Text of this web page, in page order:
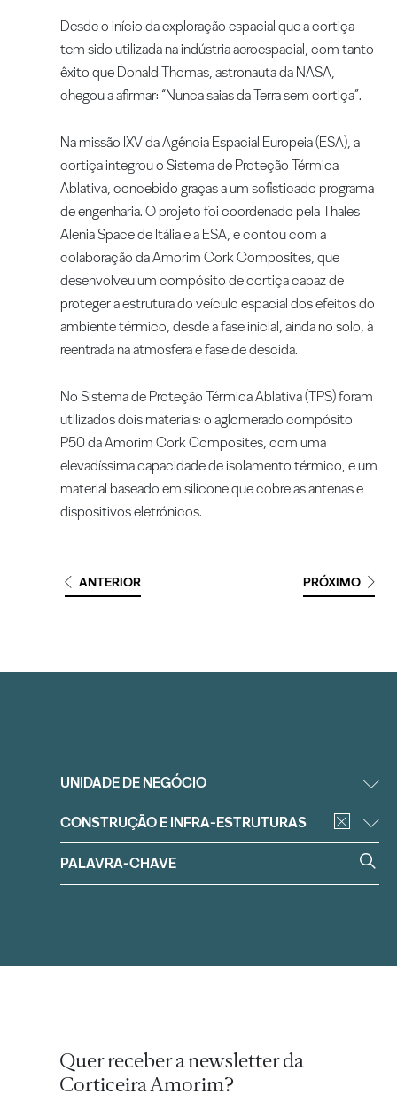
Desde o início da exploração espacial que a cortiça
tem sido utilizada na indústria aeroespacial, com tanto
êxito que Donald Thomas, astronauta da NASA,
chegou a afirmar: “Nunca saias da Terra sem cortiça”.
Na missão IXV da Agência Espacial Europeia (ESA), a
cortiça integrou o Sistema de Proteção Térmica
Ablativa, concebido graças a um sofisticado programa
de engenharia. O projeto foi coordenado pela Thales
Alenia Space de Itália e a ESA, e contou com a
colaboração da Amorim Cork Composites, que
desenvolveu um compósito de cortiça capaz de
proteger a estrutura do veículo espacial dos efeitos do
ambiente térmico, desde a fase inicial, ainda no solo, à
reentrada na atmosfera e fase de descida.
No Sistema de Proteção Térmica Ablativa (TPS) foram
utilizados dois materiais: o aglomerado compósito
P50 da Amorim Cork Composites, com uma
elevadíssima capacidade de isolamento térmico, e um
material baseado em silicone que cobre as antenas e
dispositivos eletrónicos.
ANTERIOR PRÓXIMO
Filtrar
UNIDADE DE NEGÓCIO
CONSTRUÇÃO E INFRA-ESTRUTURAS
Quer receber a newsletter da
Corticeira Amorim?